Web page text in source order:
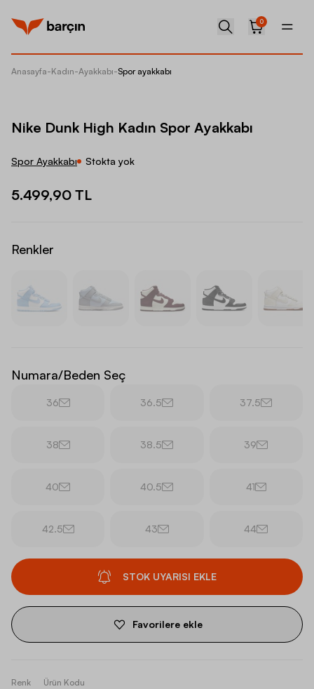
0
Anasayfa-Kadın-Ayakkabı-Spor ayakkabı
Nike Dunk High Kadın Spor Ayakkabı
Spor Ayakkabı Stokta yok
5.499,90 TL
Renkler
Numara/Beden Seç
36 36.5 37.5
38 38.5 39
40 40.5 41
42.5 43 44
STOK UYARISI EKLE
Favorilere ekle
Renk Ürün Kodu